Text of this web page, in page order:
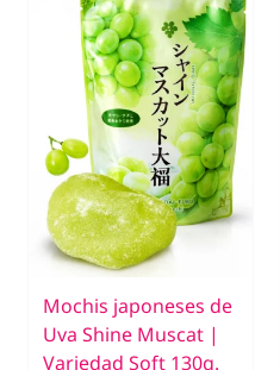
Mochis japoneses de
Uva Shine Muscat |
Variedad Soft 130g.